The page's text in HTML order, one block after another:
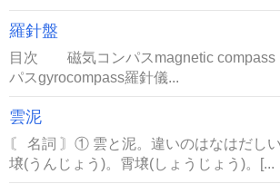
羅針盤
目次 磁気コンパスmagnetic
パスgyrocompass羅針儀...
雲泥
〘 名詞 〙① 雲と泥。違いのはなはだし
壌(うんじょう)。霄壌(しょうじょう)。[...